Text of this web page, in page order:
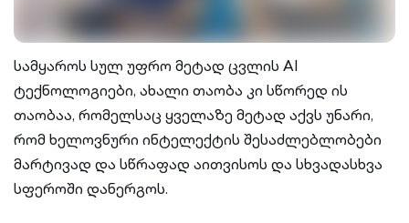
სამყაროს სულ უფრო მეტად ცვლის AI
ტექნოლოგიები, ახალი თაობა კი სწორედ ის
თაობაა, რომელსაც ყველაზე მეტად აქვს უნარი,
რომ ხელოვნური ინტელექტის შესაძლებლობები
მარტივად და სწრაფად აითვისოს და სხვადასხვა
სფეროში დანერგოს.